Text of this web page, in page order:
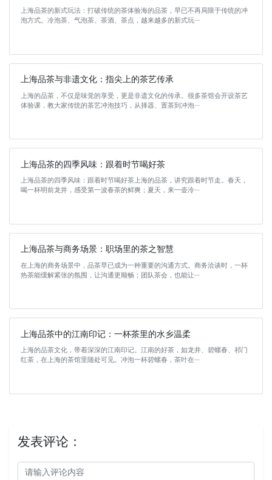
上海品茶的新式玩法：打破传统的茶体验海的品茶，早已不再局限于传统的冲
泡方式。冷泡茶、气泡茶、茶酒、茶点，越来越多的新式玩···
上海品茶与非遗文化：指尖上的茶艺传承
上海的品茶，不仅是味觉的享受，更是非遗文化的传承。很多茶馆会开设茶艺
体验课，教大家传统的茶艺冲泡技巧，从择器、置茶到冲泡···
上海品茶的四季风味：跟着时节喝好茶
上海品茶的四季风味：跟着时节喝好茶上海的品茶，讲究跟着时节走。春天，
喝一杯明前龙井，感受第一波春茶的鲜爽；夏天，来一壶冷···
上海品茶与商务场景：职场里的茶之智慧
在上海的商务场景中，品茶早已成为一种重要的沟通方式。商务洽谈时，一杯
热茶能缓解紧张的氛围，让沟通更顺畅；团队茶会，也能让···
上海品茶中的江南印记：一杯茶里的水乡温柔
上海的品茶文化，带着深深的江南印记。江南的好茶，如龙井、碧螺春、祁门
红茶，在上海的茶馆里随处可见。冲泡一杯碧螺春，茶叶在···
发表评论：